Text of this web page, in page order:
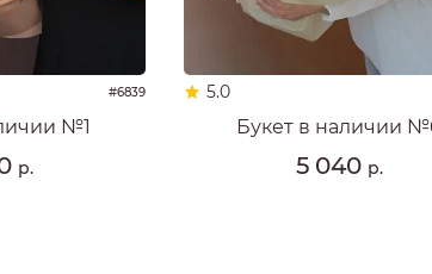
#6839
№1
р.
5.0
Букет в наличии
5 040 р.